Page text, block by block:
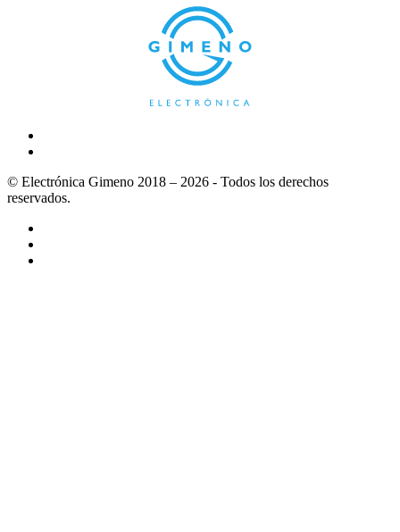
© Electrónica Gimeno 2018 – 2026 - Todos los derechos
reservados.